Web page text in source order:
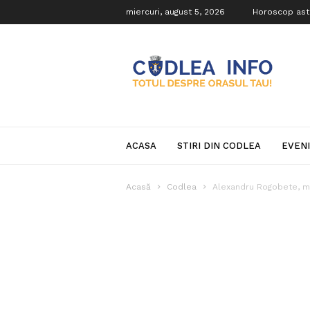
miercuri, august 5, 2026 Horoscop
Info
ACASA STIRI DIN CODLEA
Acasă Codlea Alexandru Rogobete,